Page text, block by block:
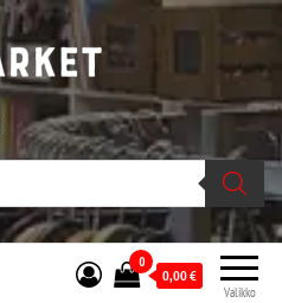
ja kivijalassa
Stupido Market on vaihtoehtomusaan
erikoistunut verkko- sekä
kivijalkakauppa Helsingissä Kallion
sydämessä.
Valikko
0
0,00€